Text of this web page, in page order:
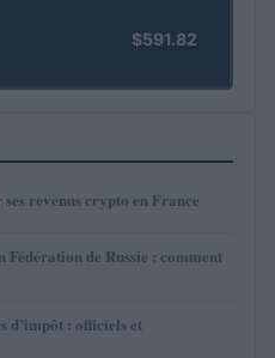
$591.82
revenus crypto en France
de Russie : comment
d’impôt : officiels et